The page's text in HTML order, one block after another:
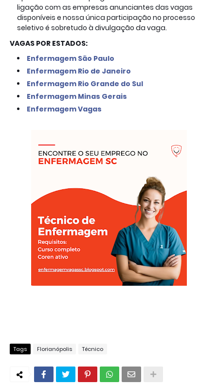
ligação com as empresas anunciantes das vagas
disponíveis e nossa única participação no processo
seletivo é sobretudo à divulgação da vaga.
VAGAS POR ESTADOS:
Enfermagem São Paulo
Enfermagem Rio de Janeiro
Enfermagem Rio Grande do Sul
Enfermagem Minas Gerais
Enfermagem Vagas
Tags Florianópolis Técnico